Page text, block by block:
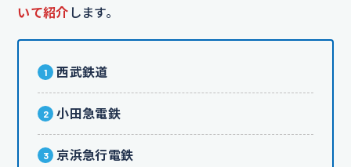
いて紹介 します。
西武鉄道
小田急電鉄
京浜急行電鉄